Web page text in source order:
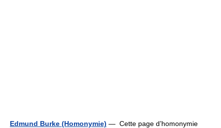
Edmund Burke (Homonymie) — Cette page d’homonymie